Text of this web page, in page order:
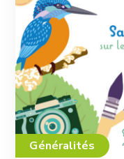
Généralités